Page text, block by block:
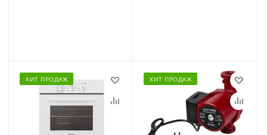
ХИТ ПРОДАЖ ХИТ ПРОДАЖ